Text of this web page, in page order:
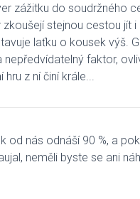
zážitku do soudržného
stejnou cestou jít i
laťku o kousek výš.
nepředvídatelný faktor,
hru z ní činí krále...
od nás odnáší 90 %, a
neměli byste se ani